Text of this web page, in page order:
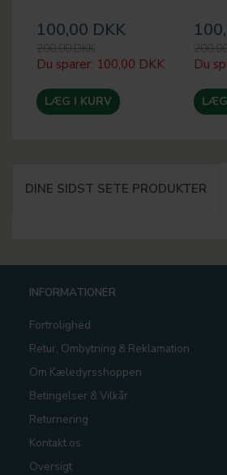
100,00 DKK
200,00 DKK
Du sparer: 100,00 DKK
LÆG I KURV
Du
DINE SIDST SETE PRODUKTER
INFORMATIONER
Fortrolighed
Retur, Ombytning & Reklamation
Om Kæledyrsshoppen
Betingelser & Vilkår
Returnering
Kontakt os
Oversigt